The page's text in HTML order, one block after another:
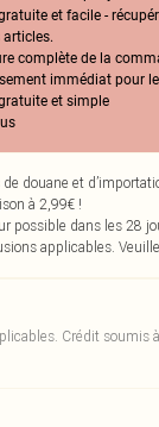
et facile -
articles.
complète de la
immédiat pour
et simple
de douane et
à 2,99€ !
possible dans les 28
applicables.
Crédit soumis